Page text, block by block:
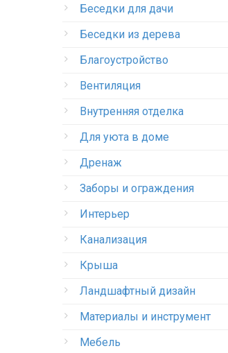
Беседки для дачи
Беседки из дерева
Благоустройство
Вентиляция
Внутренняя отделка
Для уюта в доме
Дренаж
Заборы и ограждения
Интерьер
Канализация
Крыша
Ландшафтный дизайн
Материалы и инструмент
Мебель